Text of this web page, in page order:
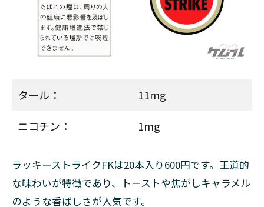
◆ラッ
キース
トライ
ク・ブ
ラック
ンソー
2.3.3
トライ
ク・ブ
ラック
シリー
タール： 11mg
ニコチン： 1mg
ラッキーストライクFKは20本入り600円です。王道的
な味わいが特徴であり、トーストや焦がしキャラメル
のような香ばしさが人気です。